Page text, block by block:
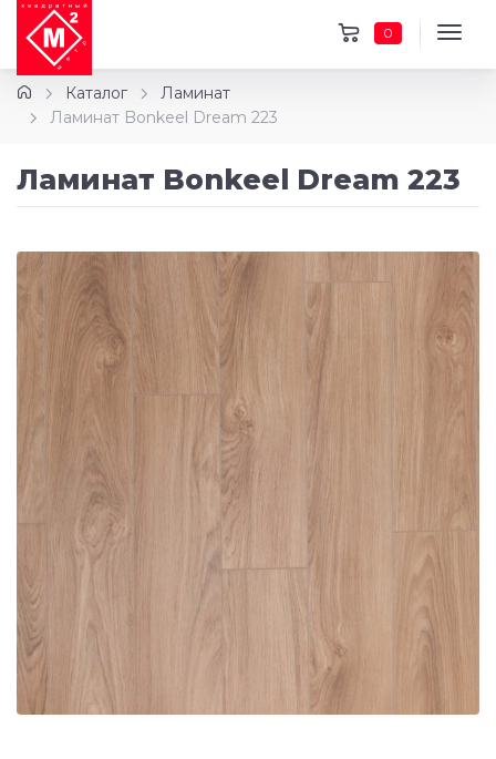
0
Каталог
Ламинат
Ламинат Bonkeel Dream 223
Ламинат Bonkeel Dream 223